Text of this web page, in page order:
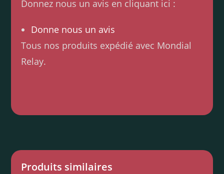
Donnez nous un avis en cliquant ici :
Donne nous un avis
Tous nos produits expédié avec Mondial
Relay.
Produits similaires